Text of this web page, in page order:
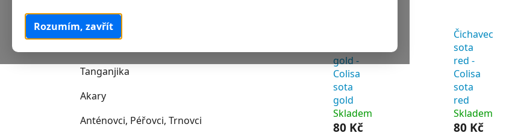
Rozumím, zavřít
t
r
a
n
g
o
r
i
e
Akvarijní ryby
Tanganjika
Akary
Anténovci, Péřovci, Trnovci
gold -
Colisa
sota
gold
Skladem
80 Kč
Čichavec
sota
red -
Colisa
sota
red
Skladem
80 Kč